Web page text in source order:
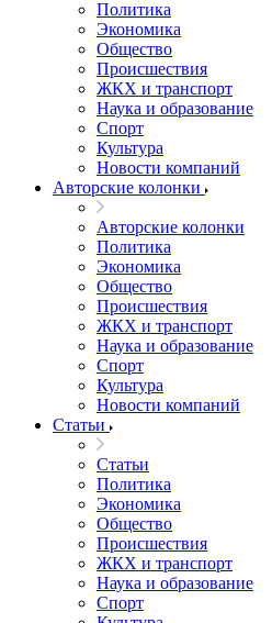
Политика
Экономика
Общество
Происшествия
ЖКХ и транспорт
Наука и образование
Спорт
Культура
Новости компаний
Авторские колонки
Авторские колонки
Политика
Экономика
Общество
Происшествия
ЖКХ и транспорт
Наука и образование
Спорт
Культура
Новости компаний
Статьи
Статьи
Политика
Экономика
Общество
Происшествия
ЖКХ и транспорт
Наука и образование
Спорт